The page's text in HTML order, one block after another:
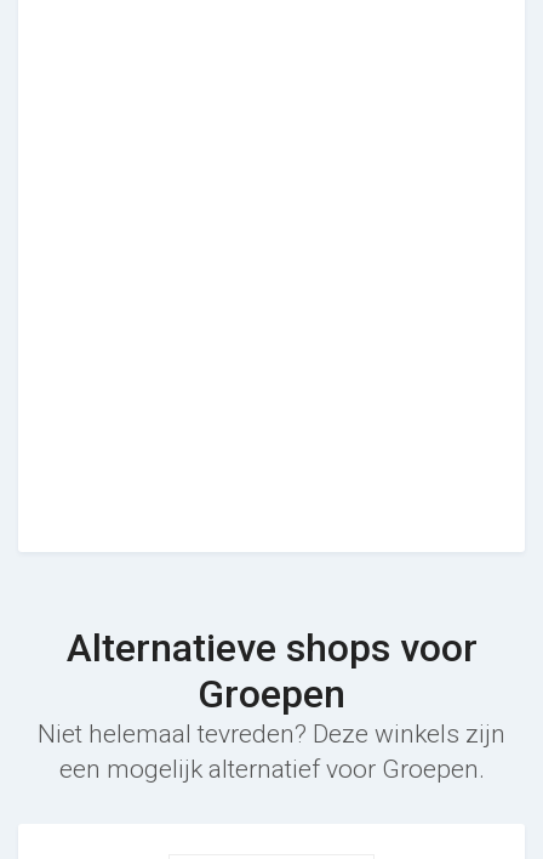
Alternatieve shops voor
Groepen
Niet helemaal tevreden? Deze winkels zijn
een mogelijk alternatief voor Groepen.